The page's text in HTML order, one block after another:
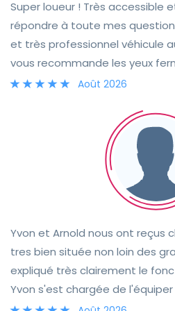
Super loueur ! Très accessible
répondre à toute mes
et très professionnel véhicule
vous recommande les yeux
Août 2026
Yvon et Arnold nous ont reçus
tres bien située non loin des
expliqué très clairement le
Yvon s'est chargée de